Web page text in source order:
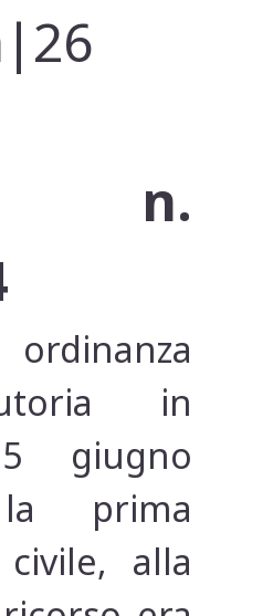
|26
n.
in
giugno
prima
civile, alla